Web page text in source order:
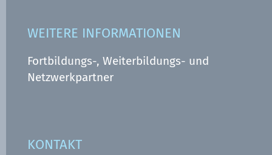
WEITERE INFORMATIONEN
Fortbildungs-, Weiterbildungs- und
Netzwerkpartner
KONTAKT